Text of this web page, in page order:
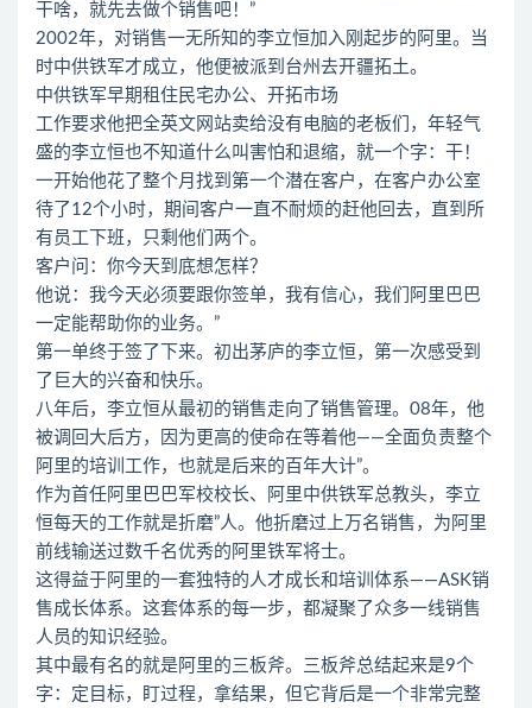
干啥，就先去做个销售吧！”
2002年，对销售一无所知的李立恒加入刚起步的阿里。当
时中供铁军才成立，他便被派到台州去开疆拓土。
中供铁军早期租住民宅办公、开拓市场
工作要求他把全英文网站卖给没有电脑的老板们，年轻气
盛的李立恒也不知道什么叫害怕和退缩，就一个字：干！
一开始他花了整个月找到第一个潜在客户，在客户办公室
待了12个小时，期间客户一直不耐烦的赶他回去，直到所
有员工下班，只剩他们两个。
客户问：你今天到底想怎样？
他说：我今天必须要跟你签单，我有信心，我们阿里巴巴
一定能帮助你的业务。”
第一单终于签了下来。初出茅庐的李立恒，第一次感受到
了巨大的兴奋和快乐。
八年后，李立恒从最初的销售走向了销售管理。08年，他
被调回大后方，因为更高的使命在等着他——全面负责整个
阿里的培训工作，也就是后来的百年大计”。
作为首任阿里巴巴军校校长、阿里中供铁军总教头，李立
恒每天的工作就是折磨”人。他折磨过上万名销售，为阿里
前线输送过数千名优秀的阿里铁军将士。
这得益于阿里的一套独特的人才成长和培训体系——ASK销
售成长体系。这套体系的每一步，都凝聚了众多一线销售
人员的知识经验。
其中最有名的就是阿里的三板斧。三板斧总结起来是9个
字：定目标，盯过程，拿结果，但它背后是一个非常完整